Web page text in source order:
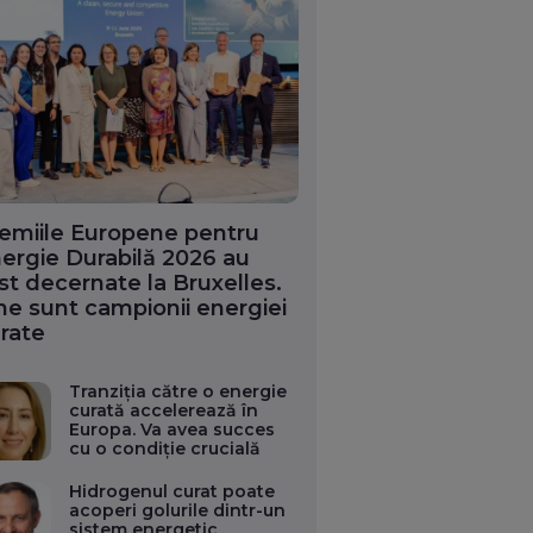
Europene pentru
Durabilă 2026 au
decernate la Bruxelles.
sunt campionii energiei
Tranziția către o energie
curată accelerează în
Europa. Va avea succes
cu o condiție crucială
Hidrogenul curat poate
acoperi golurile dintr-un